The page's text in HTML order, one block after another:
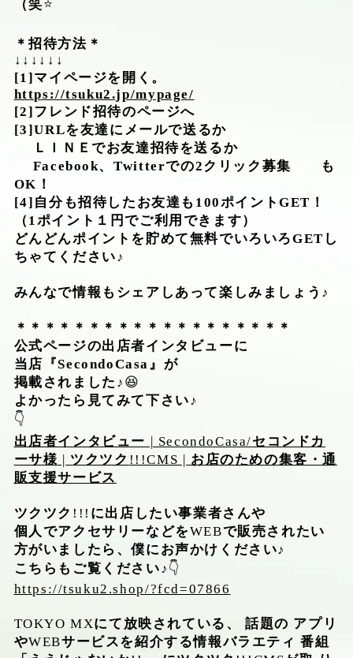
（笑⭐️
＊招待方法＊
↓↓↓↓↓↓
[1]マイページを開く。
https://tsuku2.jp/mypage/
[2]フレンド招待のページへ
[3]URLを友達にメールで送るか
ＬＩＮＥでお友達招待を送るか
Facebook、Twitterでの2クリック募集 も
OK！
[4]自分も招待したお友達も100ポイントGET！
（1ポイント１円でご利用できます）
どんどんポイントを貯めて無料でいろいろGETし
ちゃてください♪
みんなで情報もシェアしあって楽しみましょう♪
＊＊＊＊＊＊＊＊＊＊＊＊＊＊＊＊＊＊＊
公式ページの出店者インタビューに
当店『SecondoCasa』が
掲載されました♪ 😆
よかったら見てみて下さい♪
👇
出店者インタビュー
| SecondoCasa/セコンドカ
ーサ様
ツクツク !!!CMS | お店のための集客・通
販支援サービス
ツクツク !!! に出店したい事業者さんや
個人でアクセサリーなどをWEBで販売されたい
方がいましたら、僕にお声かけください♪
こちらもご覧ください♪ 👇
https://tsuku2.shop/?fcd=07866
TOKYO MXにて放映されている、 話題の アプリ
やWEBサービスを紹介する情報バラエティ 番組